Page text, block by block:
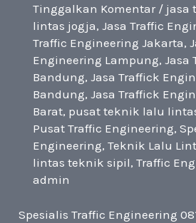
Tinggalkan Komentar / jasa
lintas jogja, Jasa Traffic
Traffic Engineering Jakarta,
Engineering Lampung, Jasa
Bandung, Jasa Traffick
Bandung, Jasa Traffick
Barat, pusat teknik lalu
Pusat Traffic Engineering,
Engineering, Teknik Lalu
lintas teknik sipil, Traffic
admin
Spesialis Traffic Engineering